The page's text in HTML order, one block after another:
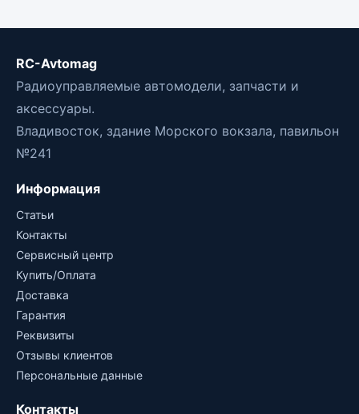
RC-Avtomag
Радиоуправляемые автомодели, запчасти и
аксессуары.
Владивосток, здание Морского вокзала, павильон
№241
Информация
Статьи
Контакты
Сервисный центр
Купить/Оплата
Доставка
Гарантия
Реквизиты
Отзывы клиентов
Персональные данные
Контакты